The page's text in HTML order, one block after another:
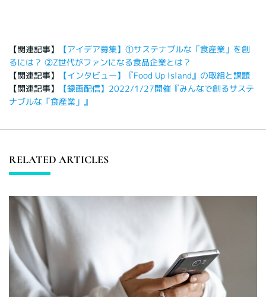
【関連記事】 【アイデア募集】①サステナブルな「食産業」を創
るには？ ②Z世代がファンになる食品企業とは？
【関連記事】 【インタビュー】『Food Up Island』の取組と課題
【関連記事】 【録画配信】2022/1/27開催『みんなで創るサステ
ナブルな「食産業」』
RELATED ARTICLES